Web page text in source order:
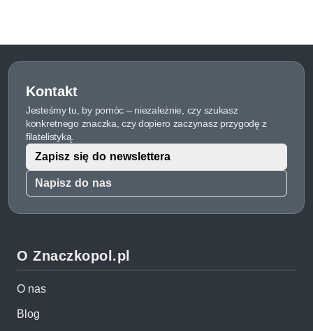
Kontakt
Jesteśmy tu, by pomóc – niezależnie, czy szukasz
konkretnego znaczka, czy dopiero zaczynasz przygodę z
filatelistyką.
Napisz do nas
Zapisz się do newslettera
O Znaczkopol.pl
O nas
Blog